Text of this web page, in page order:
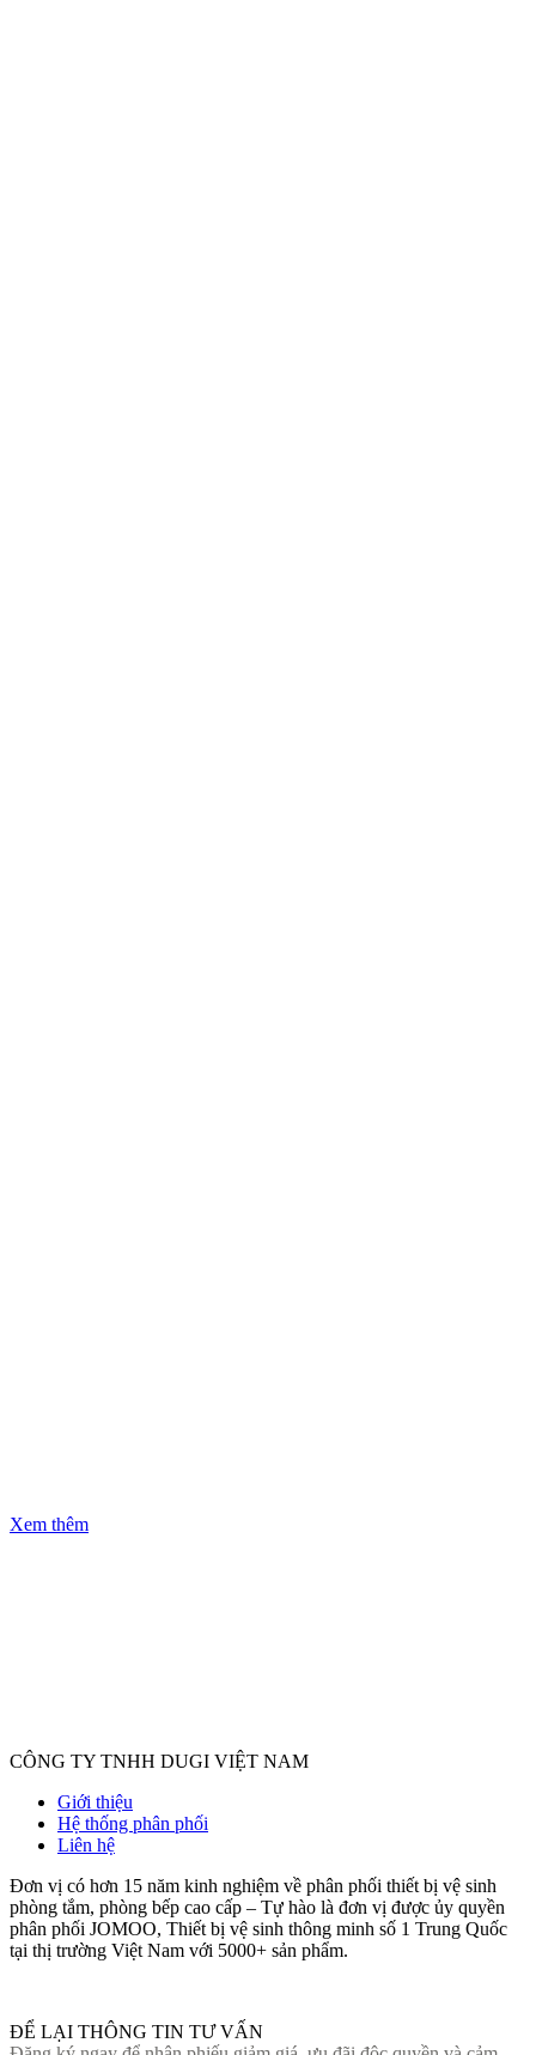
Xem thêm
CÔNG TY TNHH DUGI VIỆT NAM
Giới thiệu
Hệ thống phân phối
Liên hệ
Đơn vị có hơn 15 năm kinh nghiệm về phân phối thiết bị vệ sinh
phòng tắm, phòng bếp cao cấp – Tự hào là đơn vị được ủy quyền
phân phối JOMOO, Thiết bị vệ sinh thông minh số 1 Trung Quốc
tại thị trường Việt Nam với 5000+ sản phẩm.
ĐỂ LẠI THÔNG TIN TƯ VẤN